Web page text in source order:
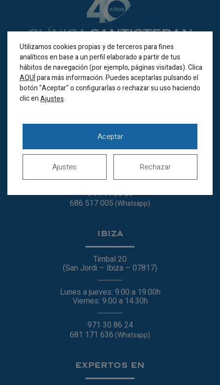
BILBAO
Horario de verano
Lunes a jueves de
8.00 a 20.00h
Sábados cerrados
944 44 38 00
686 517 005(Whatsapp)
IBIZA
Timbal 20
(San Jordi – Ibiza – 07817)
Lunes a jueves: 9.00 a 19.00h
Viernes: 9.00 a 14.30h
971 30 86 24
681 171 636(Whatsapp)
EXPERTOS EN
Utilizamos cookies propias y de terceros para fines
analíticos en base a un perfil elaborado a partir de tus
hábitos de navegación (por ejemplo, páginas visitadas). Clica
AQUÍpara más información. Puedes aceptarlas pulsando el
botón "Aceptar" o configurarlas o rechazar su uso haciendo
clic enAjustes.
Aceptar
Rechazar
Ajustes